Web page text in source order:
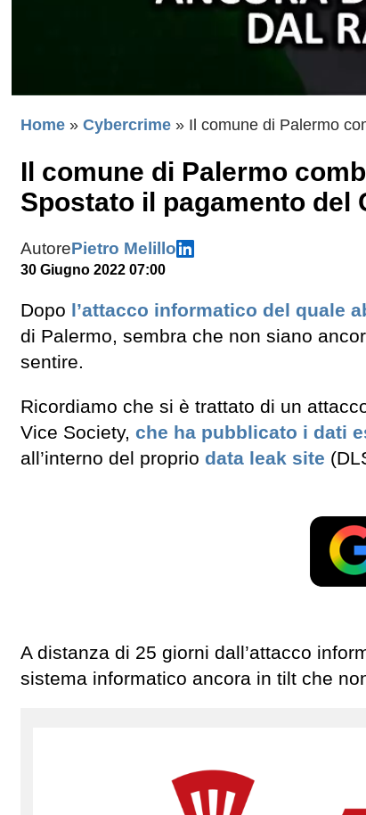
Home » Cybercrime » Il comune di Palermo
Il comune di Palermo
Spostato il pagamento del
AutorePietro Melillo
30 Giugno 2022 07:00
Dopo l’attacco informatico del quale
di Palermo, sembra che non siano
sentire.
Ricordiamo che si è trattato di un
Vice Society, che ha pubblicato i dati
all’interno del proprio data leak site
A distanza di 25 giorni dall’attacco
sistema informatico ancora in tilt che